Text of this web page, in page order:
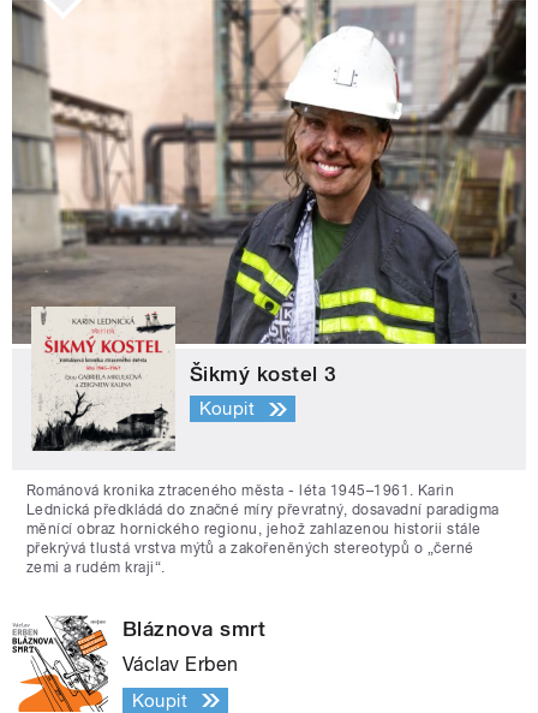
Šikmý kostel 3
Koupit
Románová kronika ztraceného města - léta 1945–1961. Karin
Lednická předkládá do značné míry převratný, dosavadní paradigma
měnící obraz hornického regionu, jehož zahlazenou historii stále
překrývá tlustá vrstva mýtů a zakořeněných stereotypů o „černé
zemi a rudém kraji“.
Bláznova smrt
Václav Erben
Koupit